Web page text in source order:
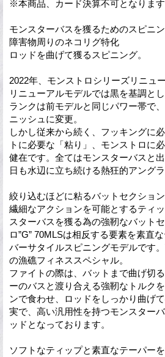
※本商品、カード決算不可となります
モンスターバスを獲るためのスピニ
障害物周りのネコリグ特化
ロッドを曲げて獲るスピニング。
2022年、モンストロシリーズリニュ
リニューアルモデルでは黒を基調と
ランクは前モデルと同じパワー帯で
ニッシュに変更。
しかし従来から続く、フッキングに
トに必要な「粘り」、モンストロに
健在です。全てはモンスターバスと
日も水辺に立ち続ける熱狂的アングラ
絞り込むほどに粘るバットセクション
繊細なアクションを可能とするティ
スターバスを獲る為の強靭なバット
ロ”G” 70MLSは相反する要素を素直
バーサタイルスピニングモデルです
の漁礁フィネススペシャル。
ファイトの際は、バットまで曲げ切
ーのバスと渡り合える強靭なトルク
ンで食わせ、ロッドをしっかり曲げ
実で、高い汎用性を持つモンスター
ッドとなっております。
ソフトなティップと素直なテーパー